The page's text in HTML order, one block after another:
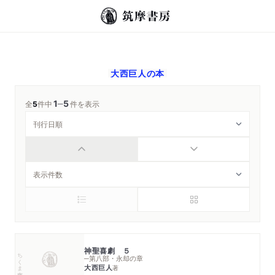
大西巨人の本
全5件中1─5件を表示
ちくま文庫 神聖喜劇 ５
─第八部・永却の章
大西巨人著